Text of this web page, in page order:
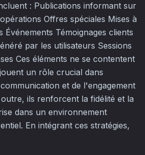
: Publications informant sur
Offres spéciales Mises à
Témoignages clients
par les utilisateurs Sessions
Ces éléments ne se contentent
un rôle crucial dans
et de l'engagement
ils renforcent la fidélité et la
dans un environnement
En intégrant ces stratégies,